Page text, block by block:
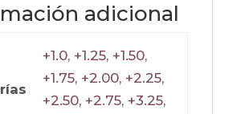
adicional
+1.0, +1.25, +1.50,
+1.75, +2.00, +2.25,
+2.50, +2.75, +3.25,